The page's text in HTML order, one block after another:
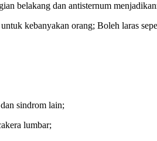
belakang dan antisternum
kebanyakan orang; Boleh laras
sindrom lain;
lumbar;